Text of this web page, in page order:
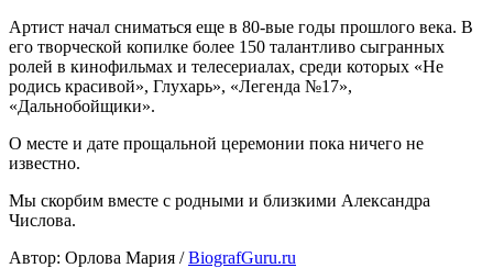
Артист начал сниматься еще в 80-вые годы прошлого века. В
его творческой копилке более 150 талантливо сыгранных
ролей в кинофильмах и телесериалах, среди которых «Не
родись красивой», Глухарь», «Легенда №17»,
«Дальнобойщики».
О месте и дате прощальной церемонии пока ничего не
известно.
Мы скорбим вместе с родными и близкими Александра
Числова.
Автор: Орлова Мария /BiografGuru.ru